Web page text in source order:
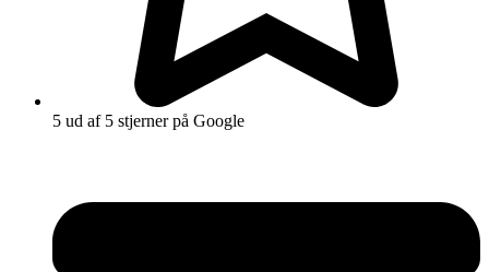
5 ud af 5 stjerner på Google